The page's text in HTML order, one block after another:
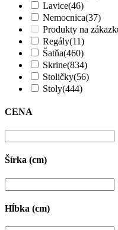
Lavice(46)
Nemocnica(37)
Produkty na
Regály(11)
Šatňa(460)
Skrine(834)
Stoličky(56)
Stoly(444)
CENA
Šírka (cm)
Hĺbka (cm)